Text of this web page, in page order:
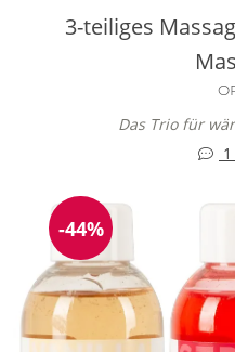
3-teiliges
Das Trio für
Reduzierung
-44%